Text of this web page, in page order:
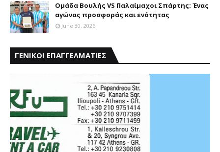
Ομάδα Βουλής VS Παλαίμαχοι Σπάρτης: Ένας
αγώνας προσφοράς και ενότητας
June 30, 2026
ΓΕΝΙΚΟΙ ΕΠΑΓΓΕΛΜΑΤΙΕΣ